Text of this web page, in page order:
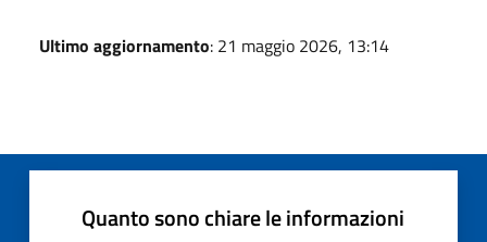
Ultimo aggiornamento: 21 maggio 2026, 13:14
Quanto sono chiare le informazioni